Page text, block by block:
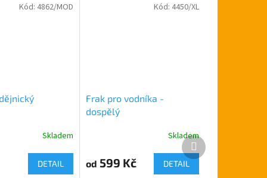
Skladem
DETAIL
Kód: 4862/MOD
Frak pro vodníka -
dospělý
produktu
je
Skladem
od 599 Kč DETAIL
Kód: 4450/XL
Další
produkt